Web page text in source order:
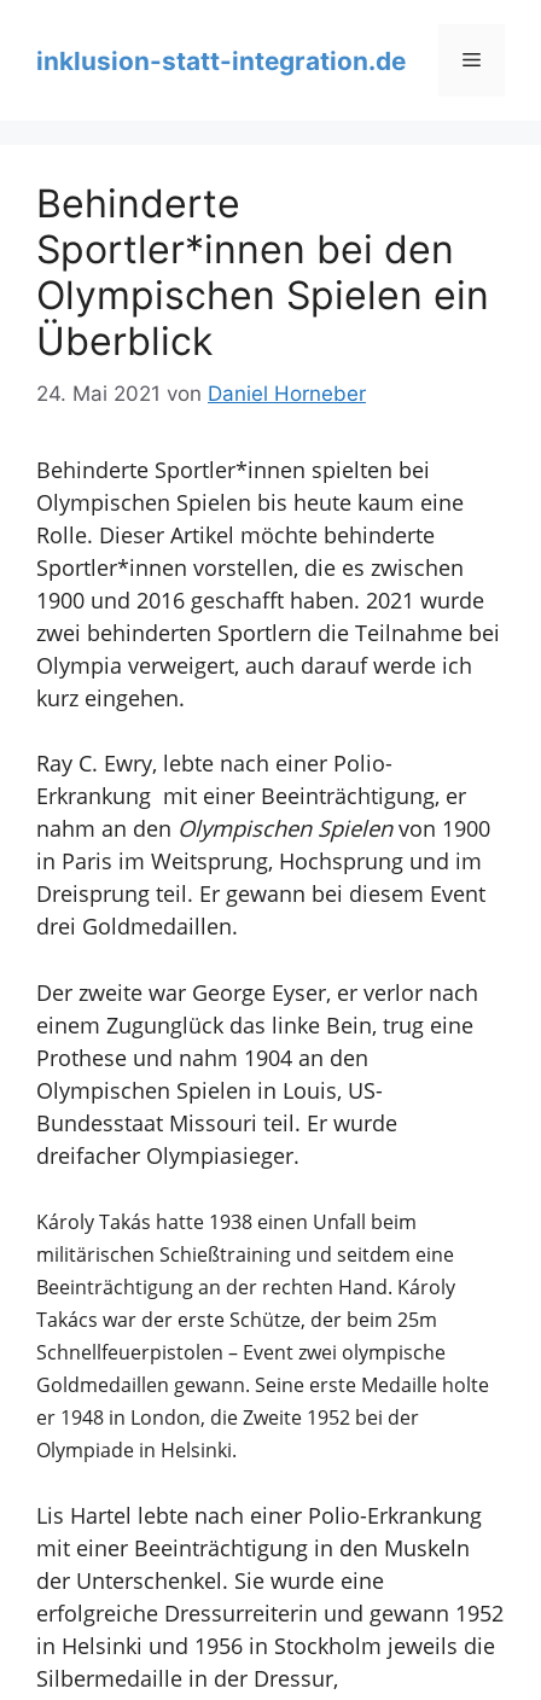
springeninklusion-statt-integration.de Menü
Behinderte
Sportler*innen bei den
Olympischen Spielen ein
Überblick
24. Mai 2021 von Daniel Horneber
Behinderte Sportler*innen spielten bei
Olympischen Spielen bis heute kaum eine
Rolle. Dieser Artikel möchte behinderte
Sportler*innen vorstellen, die es zwischen
1900 und 2016 geschafft haben. 2021 wurde
zwei behinderten Sportlern die Teilnahme bei
Olympia verweigert, auch darauf werde ich
kurz eingehen.
Ray C. Ewry, lebte nach einer Polio-
Erkrankung mit einer Beeinträchtigung, er
nahm an den Olympischen Spielen von 1900
in Paris im Weitsprung, Hochsprung und im
Dreisprung teil. Er gewann bei diesem Event
drei Goldmedaillen.
Der zweite war George Eyser, er verlor nach
einem Zugunglück das linke Bein, trug eine
Prothese und nahm 1904 an den
Olympischen Spielen in Louis, US-
Bundesstaat Missouri teil. Er wurde
dreifacher Olympiasieger.
Károly Takás hatte 1938 einen Unfall beim
militärischen Schießtraining und seitdem eine
Beeinträchtigung an der rechten Hand. Károly
Takács war der erste Schütze, der beim 25m
Schnellfeuerpistolen – Event zwei olympische
Goldmedaillen gewann. Seine erste Medaille holte
er 1948 in London, die Zweite 1952 bei der
Olympiade in Helsinki.
Lis Hartel lebte nach einer Polio-Erkrankung
mit einer Beeinträchtigung in den Muskeln
der Unterschenkel. Sie wurde eine
erfolgreiche Dressurreiterin und gewann 1952
in Helsinki und 1956 in Stockholm jeweils die
Silbermedaille in der Dressur,